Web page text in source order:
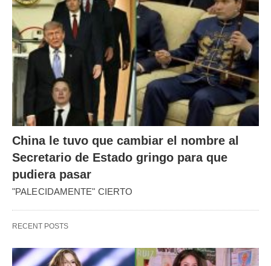
China le tuvo que cambiar el nombre al
Secretario de Estado gringo para que
pudiera pasar
"PALECIDAMENTE" CIERTO
RECENT POSTS